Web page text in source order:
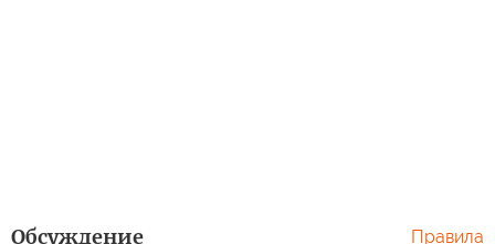
Обсуждение Правила